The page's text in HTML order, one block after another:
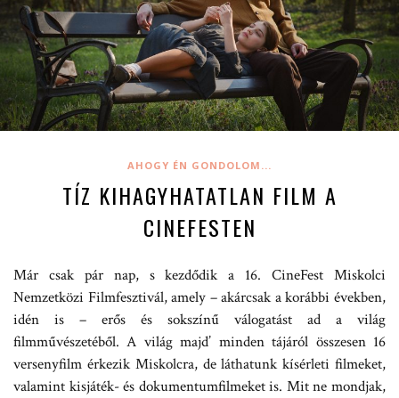
AHOGY ÉN GONDOLOM...
TÍZ KIHAGYHATATLAN FILM A
CINEFESTEN
Már csak pár nap, s kezdődik a 16. CineFest Miskolci
Nemzetközi Filmfesztivál, amely – akárcsak a korábbi években,
idén is – erős és sokszínű válogatást ad a világ
filmművészetéből. A világ majd’ minden tájáról összesen 16
versenyfilm érkezik Miskolcra, de láthatunk kísérleti filmeket,
valamint kisjáték- és dokumentumfilmeket is. Mit ne mondjak,